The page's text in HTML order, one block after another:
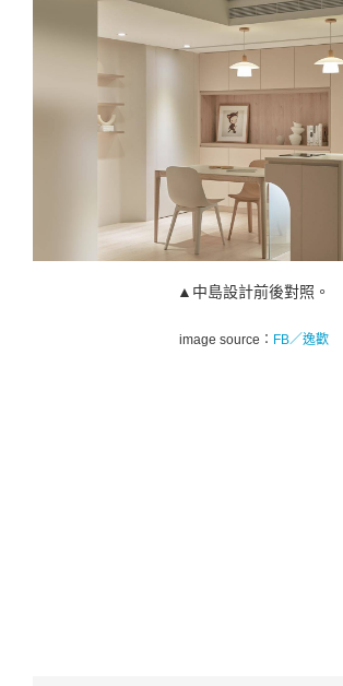
▲中島設計前後對照。
image source： FB／逸歡